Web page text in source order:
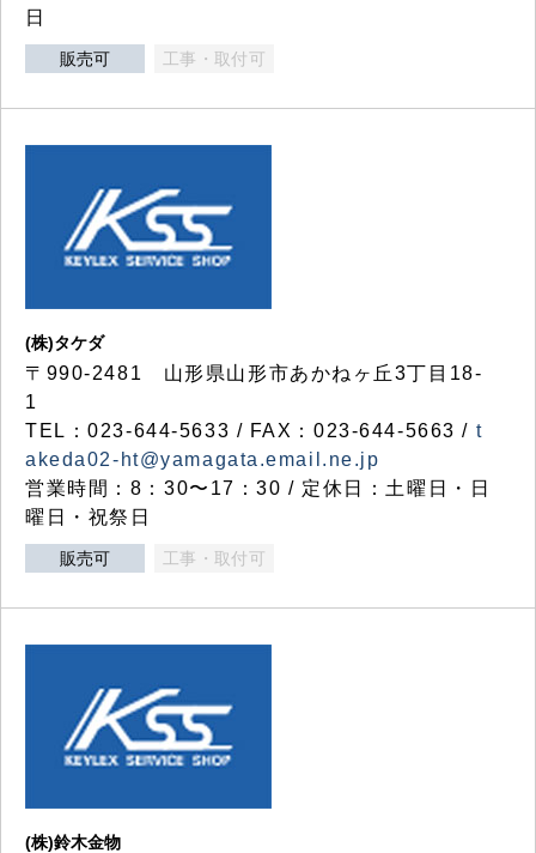
日
販売可 工事・取付可
(株)タケダ
〒990-2481 山形県山形市あかねヶ丘3丁目18-
1
TEL：023-644-5633 / FAX：023-644-5663 / t
akeda02-ht@yamagata.email.ne.jp
営業時間：8：30〜17：30 / 定休日：土曜日・日
曜日・祝祭日
販売可 工事・取付可
(株)鈴木金物